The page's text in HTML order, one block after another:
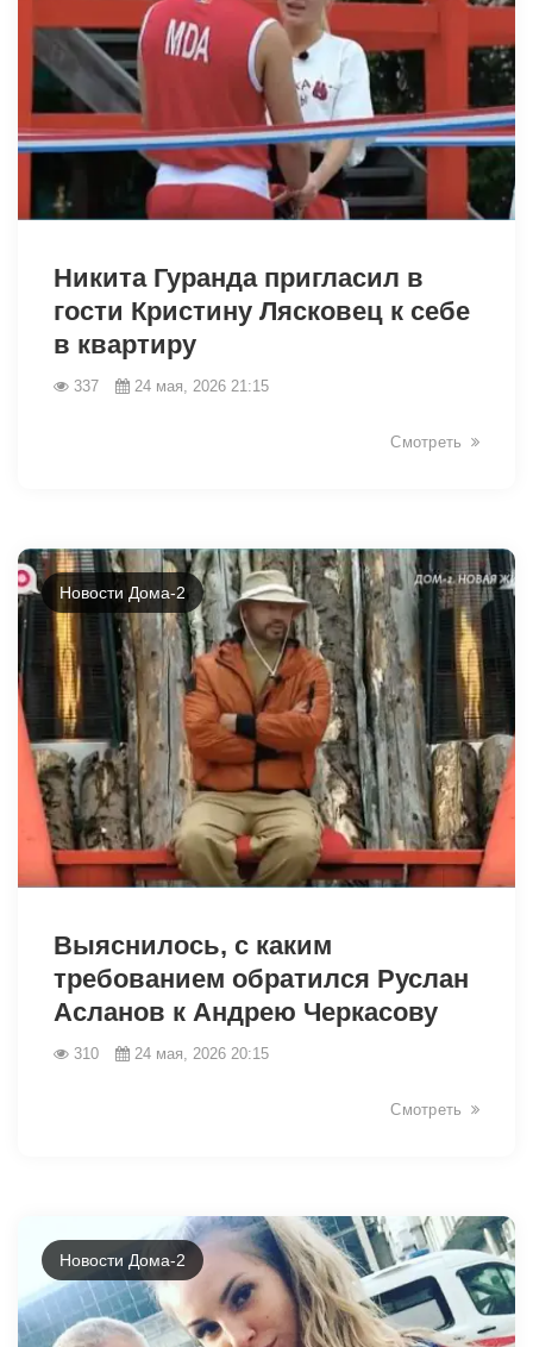
Никита Гуранда пригласил в
гости Кристину Лясковец к себе
в квартиру
337 24 мая, 2026 21:15
Смотреть
Новости Дома-2
Выяснилось, с каким
требованием обратился Руслан
Асланов к Андрею Черкасову
310 24 мая, 2026 20:15
Смотреть
Новости Дома-2